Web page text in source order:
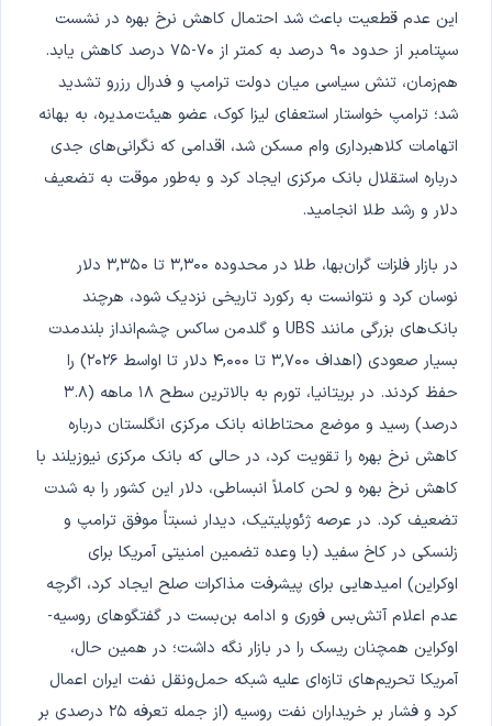
این عدم قطعیت باعث شد احتمال کاهش نرخ بهره در نشست
سپتامبر از حدود ۹۰ درصد به کمتر از ۷۰-۷۵ درصد کاهش یابد.
هم‌زمان، تنش سیاسی میان دولت ترامپ و فدرال رزرو تشدید
شد؛ ترامپ خواستار استعفای لیزا کوک، عضو هیئت‌مدیره، به بهانه
اتهامات کلاهبرداری وام مسکن شد، اقدامی که نگرانی‌های جدی
درباره استقلال بانک مرکزی ایجاد کرد و به‌طور موقت به تضعیف
دلار و رشد طلا انجامید.
در بازار فلزات گران‌بها، طلا در محدوده ۳,۳۰۰ تا ۳,۳۵۰ دلار
نوسان کرد و نتوانست به رکورد تاریخی نزدیک شود، هرچند
بانک‌های بزرگی مانند UBS و گلدمن ساکس چشم‌انداز بلندمدت
بسیار صعودی (اهداف ۳,۷۰۰ تا ۴,۰۰۰ دلار تا اواسط ۲۰۲۶) را
حفظ کردند. در بریتانیا، تورم به بالاترین سطح ۱۸ ماهه (۳.۸
درصد) رسید و موضع محتاطانه بانک مرکزی انگلستان درباره
کاهش نرخ بهره را تقویت کرد، در حالی که بانک مرکزی نیوزیلند با
کاهش نرخ بهره و لحن کاملاً انبساطی، دلار این کشور را به شدت
تضعیف کرد. در عرصه ژئوپلیتیک، دیدار نسبتاً موفق ترامپ و
زلنسکی در کاخ سفید (با وعده تضمین امنیتی آمریکا برای
اوکراین) امیدهایی برای پیشرفت مذاکرات صلح ایجاد کرد، اگرچه
عدم اعلام آتش‌بس فوری و ادامه بن‌بست در گفتگوهای روسیه-
اوکراین همچنان ریسک را در بازار نگه داشت؛ در همین حال،
آمریکا تحریم‌های تازه‌ای علیه شبکه حمل‌ونقل نفت ایران اعمال
کرد و فشار بر خریداران نفت روسیه (از جمله تعرفه ۲۵ درصدی بر